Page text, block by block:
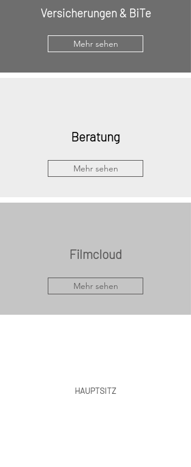
Versicherungen & BiTe
Mehr sehen
Beratung
Mehr sehen
Filmcloud
Mehr sehen
HAUPTSITZ